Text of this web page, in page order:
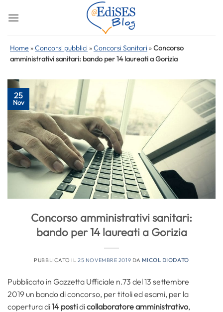
Home »Concorsi pubblici »Concorsi Sanitari »Concorso
amministrativi sanitari: bando per 14 laureati a Gorizia
25
Nov
Concorso amministrativi sanitari:
bando per 14 laureati a Gorizia
PUBBLICATO IL25 NOVEMBRE 2019 DA MICOL DIODATO
Pubblicato in Gazzetta Ufficiale n.73 del 13 settembre
2019 un bando di concorso, per titoli ed esami, per la
copertura di14 postidicollaboratore amministrativo,